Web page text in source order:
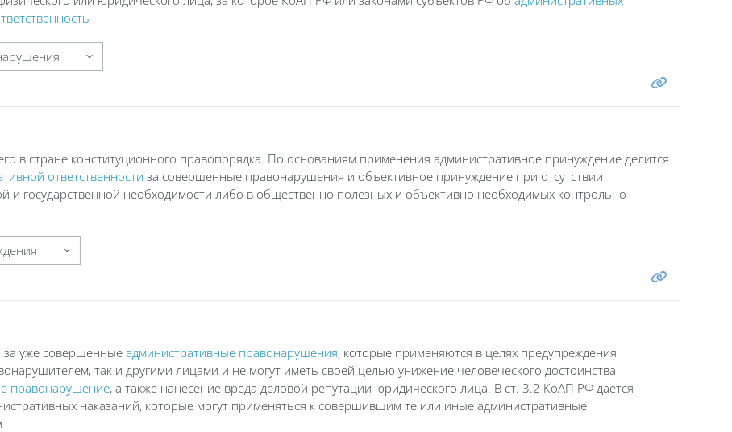
в стране конституционного правопорядка. По основаниям применения административное принуждение делится
ответственности за совершенные правонарушения и объективное принуждение при отсутствии
государственной необходимости либо в общественно полезных и объективно необходимых контрольно-
за уже совершенные административные правонарушения, которые применяются в целях предупреждения
так и другими лицами и не могут иметь своей целью унижение человеческого достоинства
правонарушение, а также нанесение вреда деловой репутации юридического лица. В ст. 3.2 КоАП РФ дается
наказаний, которые могут применяться к совершившим те или иные административные